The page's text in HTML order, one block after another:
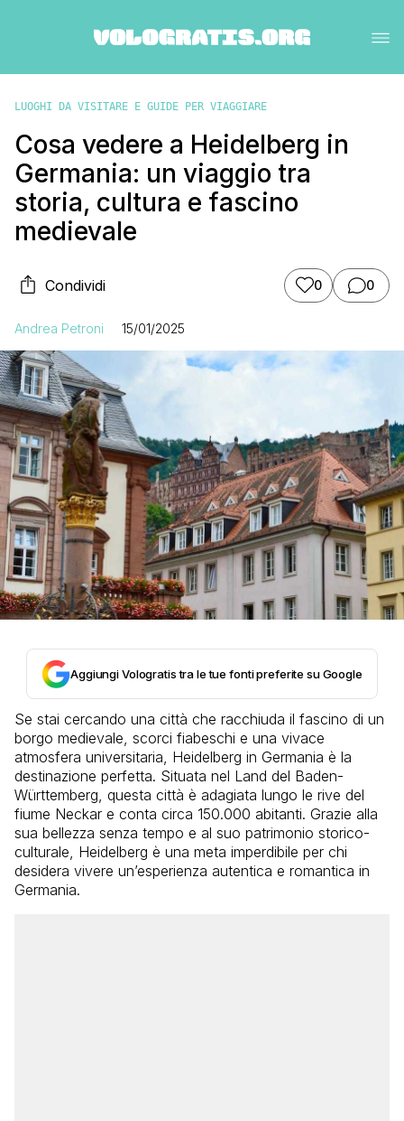
LUOGHI DA VISITARE E GUIDE PER VIAGGIARE
Cosa vedere a Heidelberg in
Germania: un viaggio tra
storia, cultura e fascino
medievale
Condividi 0 0
Andrea Petroni 15/01/2025
Aggiungi Vologratis tra le tue fonti preferite su Google
Se stai cercando una città che racchiuda il fascino di un
borgo medievale, scorci fiabeschi e una vivace
atmosfera universitaria, Heidelberg in Germania è la
destinazione perfetta. Situata nel Land del Baden-
Württemberg, questa città è adagiata lungo le rive del
fiume Neckar e conta circa 150.000 abitanti. Grazie alla
sua bellezza senza tempo e al suo patrimonio storico-
culturale, Heidelberg è una meta imperdibile per chi
desidera vivere un’esperienza autentica e romantica in
Germania.